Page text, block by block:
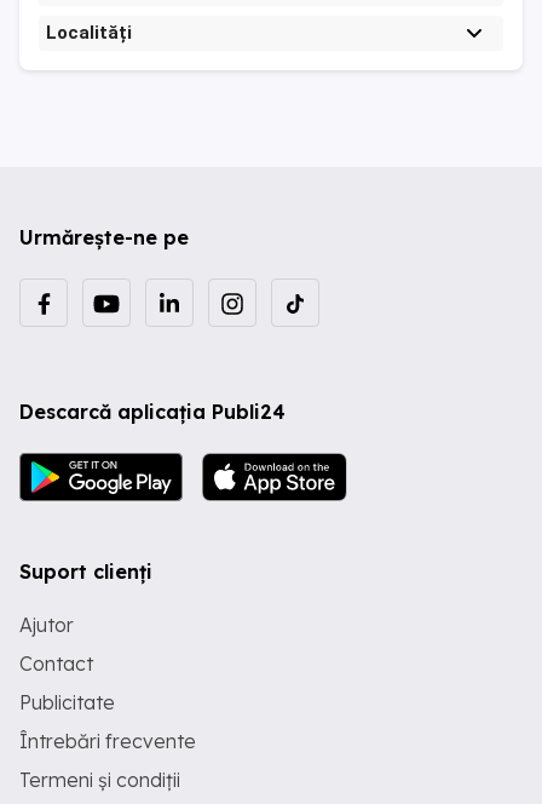
Localități
Urmărește-ne pe
Descarcă aplicația Publi24
Suport clienți
Ajutor
Contact
Publicitate
Întrebări frecvente
Termeni și condiții